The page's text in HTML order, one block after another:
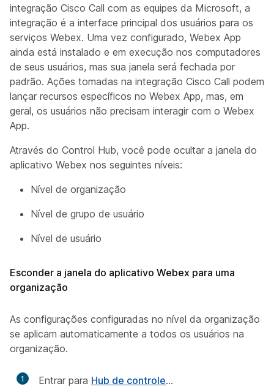
integração Cisco Call com as equipes da Microsoft, a
integração é a interface principal dos usuários para os
serviços Webex. Uma vez configurado, Webex App
ainda está instalado e em execução nos computadores
de seus usuários, mas sua janela será fechada por
padrão. Ações tomadas na integração Cisco Call podem
lançar recursos específicos no Webex App, mas, em
geral, os usuários não precisam interagir com o Webex
App.
Através do Control Hub, você pode ocultar a janela do
aplicativo Webex nos seguintes níveis:
Nível de organização
Nível de grupo de usuário
Nível de usuário
Esconder a janela do aplicativo Webex para uma
organização
As configurações configuradas no nível da organização
se aplicam automaticamente a todos os usuários na
organização.
1 Entrar para Hub de controle...